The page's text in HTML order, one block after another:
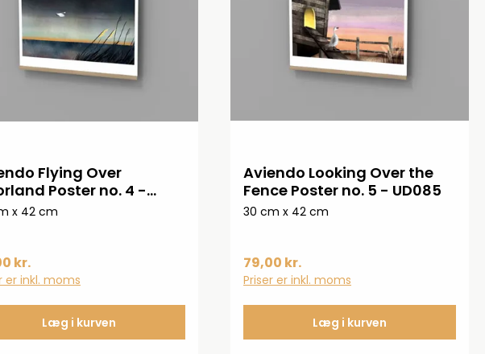
Flying Over
Poster no. 4 -
x 42 cm
kr.
er inkl. moms
Læg i kurven
Aviendo Looking Over the
Fence Poster no. 5 - UD085
30 cm x 42 cm
79,00 kr.
Priser er inkl. moms
Læg i kurven